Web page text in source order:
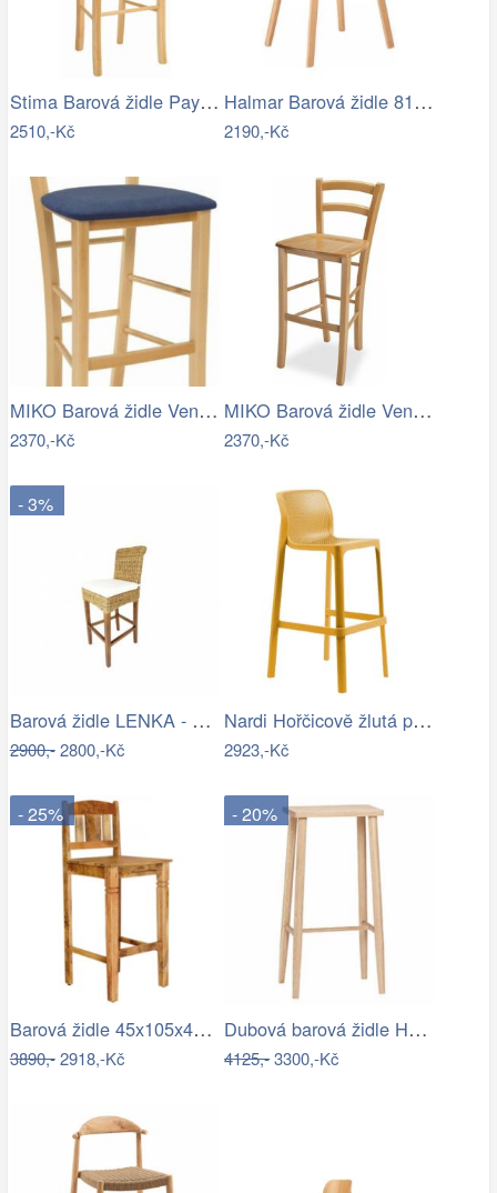
Stima Barová židle Paysane Bar masiv Buk
2510,-Kč
Halmar Barová židle 81x51 cm béžová…
2190,-Kč
MIKO Barová židle Venezia Bar - látka
2370,-Kč
MIKO Barová židle Venezia bar - masiv…
2370,-Kč
- 3%
Barová židle LENKA - banánový list -…
2900,-2800,-Kč
Nardi Hořčicově žlutá plastová zahradní…
2923,-Kč
- 25%
Barová židle 45x105x45 Guru z masivu…
3890,-2918,-Kč
- 20%
Dubová barová židle Hübsch Folk 72 cm
4125,-3300,-Kč